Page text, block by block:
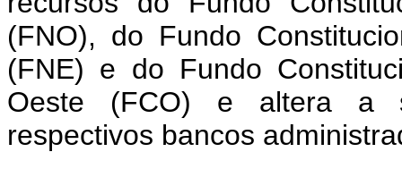
(FNO), do Fundo
(FNE) e do Fundo
Oeste (FCO) e altera a
respectivos bancos